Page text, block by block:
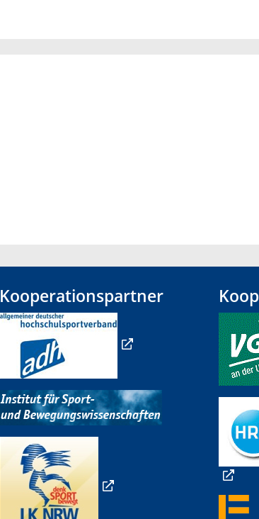
Kooperationspartner